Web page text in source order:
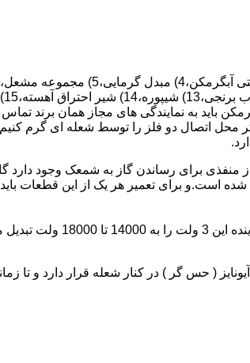
محل اتصال دو فلز را توسط شعله ای گرم
برای رساندن گاز به شمعک وجود دارد
برای تعمیر هر یک از این قطعات باید
برد کنترل آبگرمکن:نیروی محرکه این برد از یک
( حس گر ) در کنار شعله قرار دارد و تا